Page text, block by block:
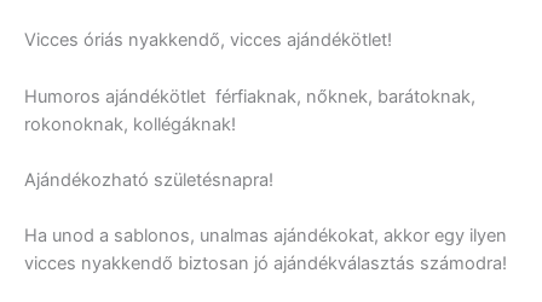
Vicces óriás nyakkendő, vicces ajándékötlet!
Humoros ajándékötlet férfiaknak, nőknek, barátoknak,
rokonoknak, kollégáknak!
Ajándékozható születésnapra!
Ha unod a sablonos, unalmas ajándékokat, akkor egy ilyen
vicces nyakkendő biztosan jó ajándékválasztás számodra!